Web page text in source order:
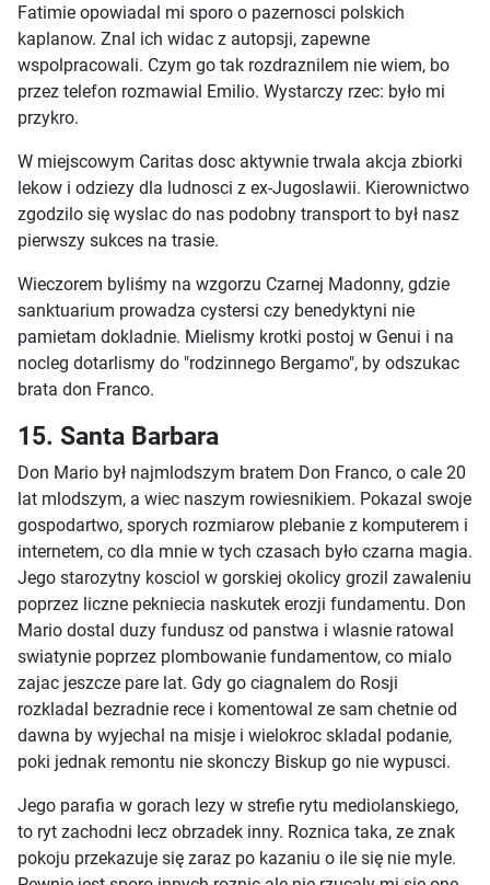
Fatimie opowiadal mi sporo o pazernosci polskich
kaplanow. Znal ich widac z autopsji, zapewne
wspolpracowali. Czym go tak rozdraznilem nie wiem, bo
przez telefon rozmawial Emilio. Wystarczy rzec: było mi
przykro.
W miejscowym Caritas dosc aktywnie trwala akcja zbiorki
lekow i odziezy dla ludnosci z ex-Jugoslawii. Kierownictwo
zgodzilo się wyslac do nas podobny transport to był nasz
pierwszy sukces na trasie.
Wieczorem byliśmy na wzgorzu Czarnej Madonny, gdzie
sanktuarium prowadza cystersi czy benedyktyni nie
pamietam dokladnie. Mielismy krotki postoj w Genui i na
nocleg dotarlismy do "rodzinnego Bergamo", by odszukac
brata don Franco.
15. Santa Barbara
Don Mario był najmlodszym bratem Don Franco, o cale 20
lat mlodszym, a wiec naszym rowiesnikiem. Pokazal swoje
gospodartwo, sporych rozmiarow plebanie z komputerem i
internetem, co dla mnie w tych czasach było czarna magia.
Jego starozytny kosciol w gorskiej okolicy grozil zawaleniu
poprzez liczne pekniecia naskutek erozji fundamentu. Don
Mario dostal duzy fundusz od panstwa i wlasnie ratowal
swiatynie poprzez plombowanie fundamentow, co mialo
zajac jeszcze pare lat. Gdy go ciagnalem do Rosji
rozkladal bezradnie rece i komentowal ze sam chetnie od
dawna by wyjechal na misje i wielokroc skladal podanie,
poki jednak remontu nie skonczy Biskup go nie wypusci.
Jego parafia w gorach lezy w strefie rytu mediolanskiego,
to ryt zachodni lecz obrzadek inny. Roznica taka, ze znak
pokoju przekazuje się zaraz po kazaniu o ile się nie myle.